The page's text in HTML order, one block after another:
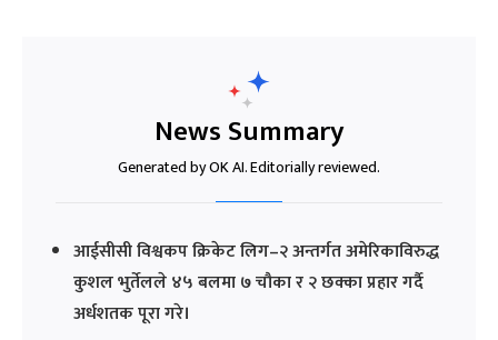
News Summary
Generated by OK AI. Editorially reviewed.
आईसीसी विश्वकप क्रिकेट लिग–२ अन्तर्गत अमेरिकाविरुद्ध
कुशल भुर्तेलले ४५ बलमा ७ चौका र २ छक्का प्रहार गर्दै
अर्धशतक पूरा गरे।